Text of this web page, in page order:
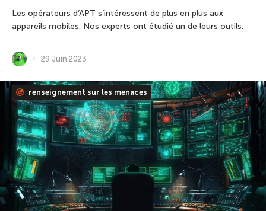
Les opérateurs d’APT s’intéressent de plus en plus aux
appareils mobiles. Nos experts ont étudié un de leurs outils.
29 Juin 2023
renseignement sur les menaces